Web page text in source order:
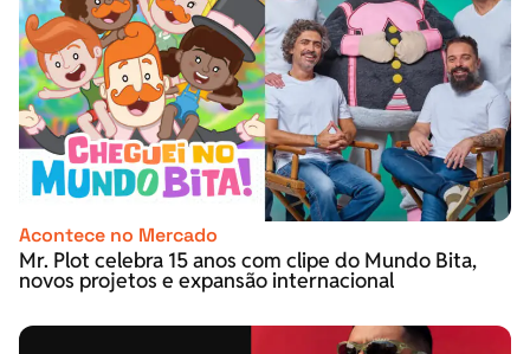
Acontece no Mercado
Mr. Plot celebra 15 anos com clipe do Mundo Bita,
novos projetos e expansão internacional